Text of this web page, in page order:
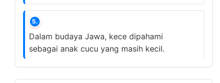
5.
Dalam budaya Jawa, kece dipahami
sebagai anak cucu yang masih kecil.